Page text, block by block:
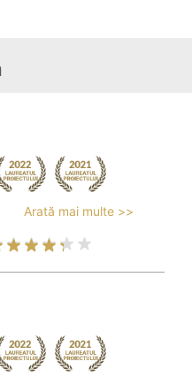
Arată mai multe >>